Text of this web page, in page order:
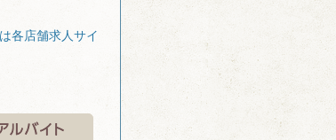
各店舗求人サイ